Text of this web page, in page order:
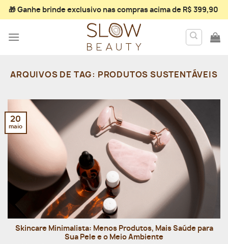
Skip
to
🎁 Ganhe brinde exclusivonas compras acima de R$ 399,90
ARQUIVOS DE TAG: PRODUTOS SUSTENTÁVEIS
Skincare Minimalista: Menos Produtos, Mais Saúde para
Sua Pele e o Meio Ambiente
20
maio